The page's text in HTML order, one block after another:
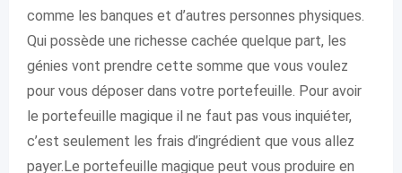
comme les banques et d’autres personnes physiques.
Qui possède une richesse cachée quelque part, les
génies vont prendre cette somme que vous voulez
pour vous déposer dans votre portefeuille. Pour avoir
le portefeuille magique il ne faut pas vous inquiéter,
c’est seulement les frais d’ingrédient que vous allez
payer.Le portefeuille magique peut vous produire en